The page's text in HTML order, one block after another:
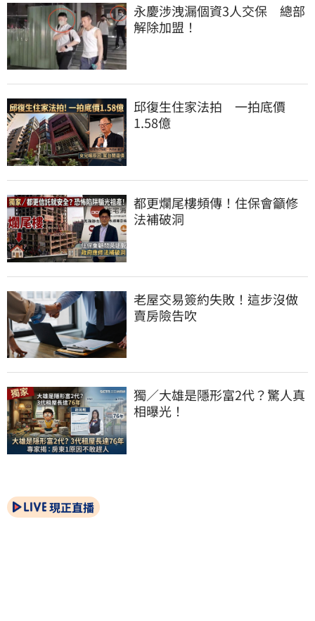
永慶涉洩漏個資3人交保　總部
解除加盟！
邱復生住家法拍　一拍底價
1.58億
都更爛尾樓頻傳！住保會籲修
法補破洞
老屋交易簽約失敗！這步沒做
賣房險告吹
獨／大雄是隱形富2代？驚人真
相曝光！
現正直播